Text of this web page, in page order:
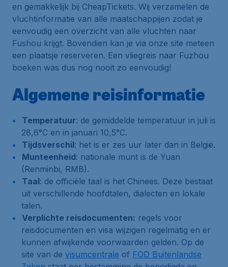
en gemakkelijk bij CheapTickets. Wij verzamelen de
vluchtinformatie van alle maatschappijen zodat je
eenvoudig een overzicht van alle vluchten naar
Fushou krijgt. Bovendien kan je via onze site meteen
een plaatsje reserveren. Een vliegreis naar Fuzhou
boeken was dus nog nooit zo eenvoudig!
Algemene reisinformatie
Temperatuur: de gemiddelde temperatuur in juli is
28,6°C en in januari 10,5°C.
Tijdsverschil: het is er zes uur later dan in België.
Munteenheid: nationale munt is de Yuan
(Renminbi, RMB).
Taal: de officiële taal is het Chinees. Deze bestaat
uit verschillende hoofdtalen, dialecten en lokale
talen.
Verplichte reisdocumenten: regels voor
reisdocumenten en visa wijzigen regelmatig en er
kunnen afwijkende voorwaarden gelden. Op de
site van de visumcentrale of FOD Buitenlandse